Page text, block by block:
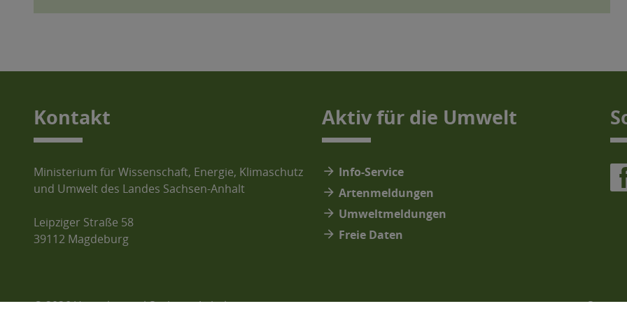
Kontakt
Ministerium für Wissenschaft, Energie, Klimaschutz
und Umwelt des Landes Sachsen-Anhalt
Leipziger Straße 58
39112 Magdeburg
Aktiv für die Umwelt
arrow_forward Info-Service
arrow_forward Artenmeldungen
arrow_forward Umweltmeldungen
arrow_forward Freie Daten
© 2026 Umweltportal Sachsen-Anhalt